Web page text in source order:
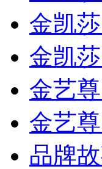
金凯
金凯
金艺
金艺
品牌